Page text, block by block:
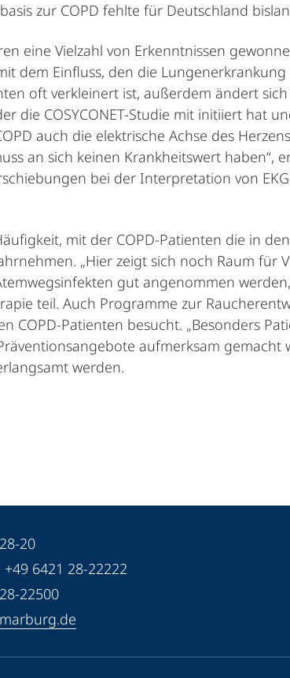
zur COPD fehlte für Deutschland
eine Vielzahl von Erkenntnissen
dem Einfluss, den die
oft verkleinert ist, außerdem ändert
die COSYCONET-Studie mit initiiert hat
auch die elektrische Achse des
an sich keinen Krankheitswert haben“,
bei der Interpretation von
mit der COPD-Patienten die in
„Hier zeigt sich noch Raum für
gut angenommen
teil. Auch Programme zur
COPD-Patienten besucht. „Besonders
aufmerksam gemacht
werden.
20
6421 28-22222
22500